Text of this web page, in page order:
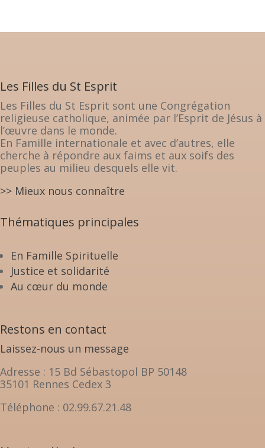
Les Filles du St Esprit
Les Filles du St Esprit sont une Congrégation
religieuse catholique, animée par l’Esprit de Jésus à
l’œuvre dans le monde.
En Famille internationale et avec d’autres, elle
cherche à répondre aux faims et aux soifs des
peuples au milieu desquels elle vit.
>> Mieux nous connaître
Thématiques principales
En Famille Spirituelle
Justice et solidarité
Au cœur du monde
Restons en contact
Laissez-nous un message
Adresse : 15 Bd Sébastopol BP 50148
35101 Rennes Cedex 3
Téléphone : 02.99.67.21.48